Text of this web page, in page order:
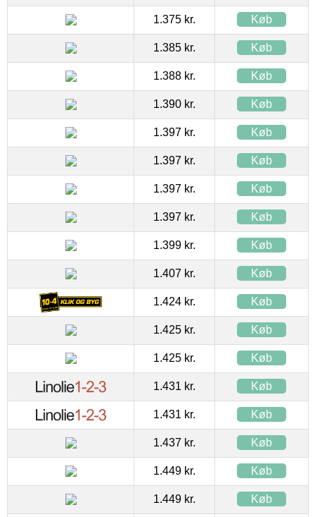
1.375 kr. Køb
1.385 kr. Køb
1.388 kr. Køb
1.390 kr. Køb
1.397 kr. Køb
1.397 kr. Køb
1.397 kr. Køb
1.397 kr. Køb
1.399 kr. Køb
1.407 kr. Køb
1.424 kr. Køb
1.425 kr. Køb
1.425 kr. Køb
1.431 kr. Køb
1.431 kr. Køb
1.437 kr. Køb
1.449 kr. Køb
1.449 kr. Køb